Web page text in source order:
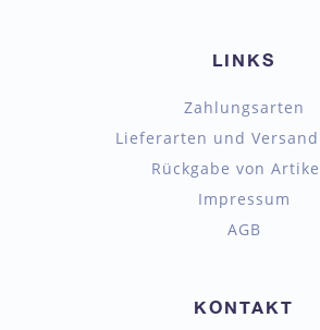
LINKS
Zahlungsarten
Lieferarten und
Rückgabe von
Impressum
AGB
KONTAKT